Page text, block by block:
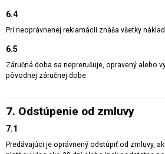
6.4
Pri neoprávnenej reklamácii znáša všetky
6.5
Záručná doba sa neprerušuje, opravený alebo
pôvodnej záručnej dobe.
7. Odstúpenie od zmluvy
7.1
Predávajúci je oprávnený odstúpiť od zmluvy,